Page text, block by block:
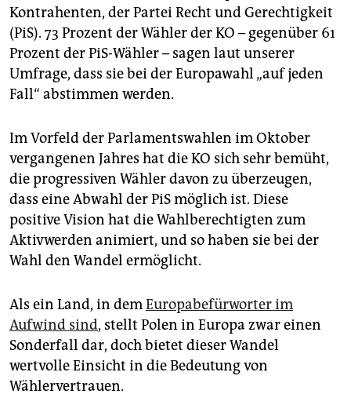
Kontrahenten, der Partei Recht und Gerechtigkeit
(PiS). 73 Prozent der Wähler der KO – gegenüber 61
Prozent der PiS-Wähler – sagen laut unserer
Umfrage, dass sie bei der Europawahl „auf jeden
Fall“ abstimmen werden.
Im Vorfeld der Parlamentswahlen im Oktober
vergangenen Jahres hat die KO sich sehr bemüht,
die progressiven Wähler davon zu überzeugen,
dass eine Abwahl der PiS möglich ist. Diese
positive Vision hat die Wahlberechtigten zum
Aktivwerden animiert, und so haben sie bei der
Wahl den Wandel ermöglicht.
Als ein Land, in demEuropabefürworter im
Aufwind sind, stellt Polen in Europa zwar einen
Sonderfall dar, doch bietet dieser Wandel
wertvolle Einsicht in die Bedeutung von
Wählervertrauen.